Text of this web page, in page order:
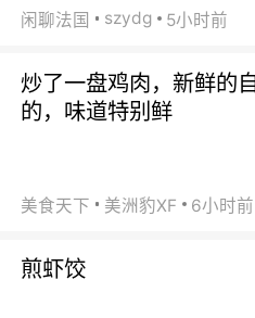
闲聊法国 szydg 5小时前
炒了一盘鸡肉，新鲜的
的，味道特别鲜
美食天下 美洲豹XF 6小时前
煎虾饺